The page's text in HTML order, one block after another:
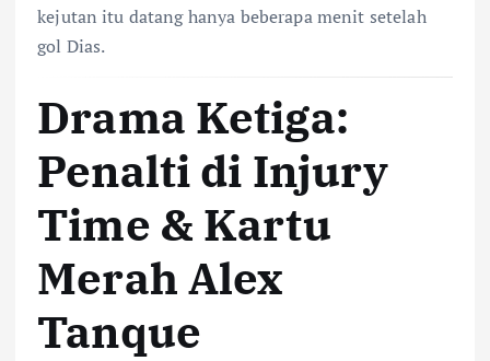
kejutan itu datang hanya beberapa menit setelah
gol Dias.
Drama Ketiga:
Penalti di Injury
Time & Kartu
Merah Alex
Tanque